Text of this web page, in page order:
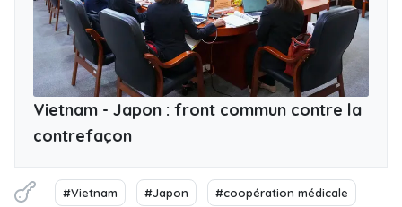
Vietnam - Japon : front commun contre la
contrefaçon
#Vietnam #Japon #coopération médicale